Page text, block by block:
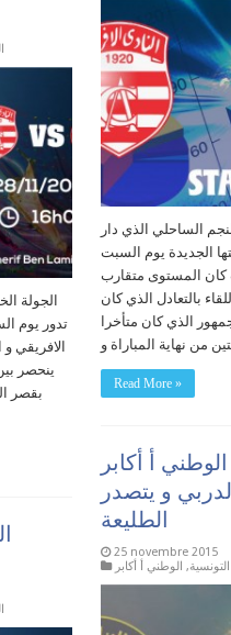
الساحلي الذي دار
الجديدة يوم السبت
حيث كان المستوى متقارب
بالتعادل الذي كان
الذي كان متأخرا
Read More »
الجولة
الافريقي
ينحصر
بقصر
الوطني أ أكابر
و يتصدر
الطليعة
25 novembre 2015
, الوطني أ أكابر